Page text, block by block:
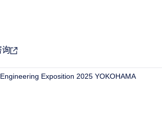
询
Exposition 2025 YOKOHAMA